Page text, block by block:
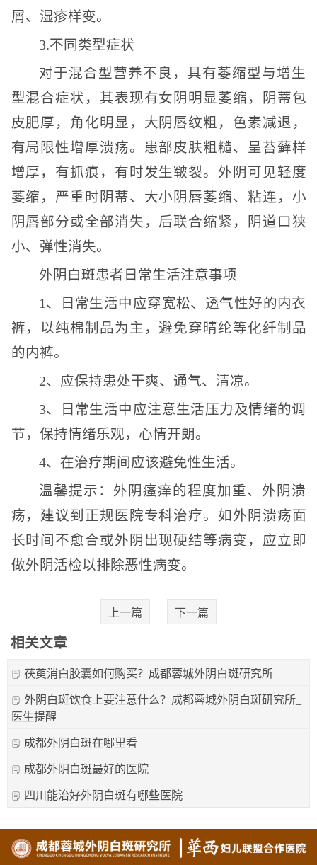
屑、湿疹样变。
3.不同类型症状
对于混合型营养不良，具有萎缩型与增生
型混合症状，其表现有女阴明显萎缩，阴蒂包
皮肥厚，角化明显，大阴唇纹粗，色素减退，
有局限性增厚溃疡。患部皮肤粗糙、呈苔藓样
增厚，有抓痕，有时发生皲裂。外阴可见轻度
萎缩，严重时阴蒂、大小阴唇萎缩、粘连，小
阴唇部分或全部消失，后联合缩紧，阴道口狭
小、弹性消失。
外阴白斑患者日常生活注意事项
1、日常生活中应穿宽松、透气性好的内衣
裤，以纯棉制品为主，避免穿晴纶等化纤制品
的内裤。
2、应保持患处干爽、通气、清凉。
3、日常生活中应注意生活压力及情绪的调
节，保持情绪乐观，心情开朗。
4、在治疗期间应该避免性生活。
温馨提示：外阴瘙痒的程度加重、外阴溃
疡，建议到正规医院专科治疗。如外阴溃疡面
长时间不愈合或外阴出现硬结等病变，应立即
做外阴活检以排除恶性病变。
上一篇 下一篇
相关文章
茯萸消白胶囊如何购买？成都蓉城外阴白斑研究所
外阴白斑饮食上要注意什么？成都蓉城外阴白斑研究所_
医生提醒
成都外阴白斑在哪里看
成都外阴白斑最好的医院
四川能治好外阴白斑有哪些医院